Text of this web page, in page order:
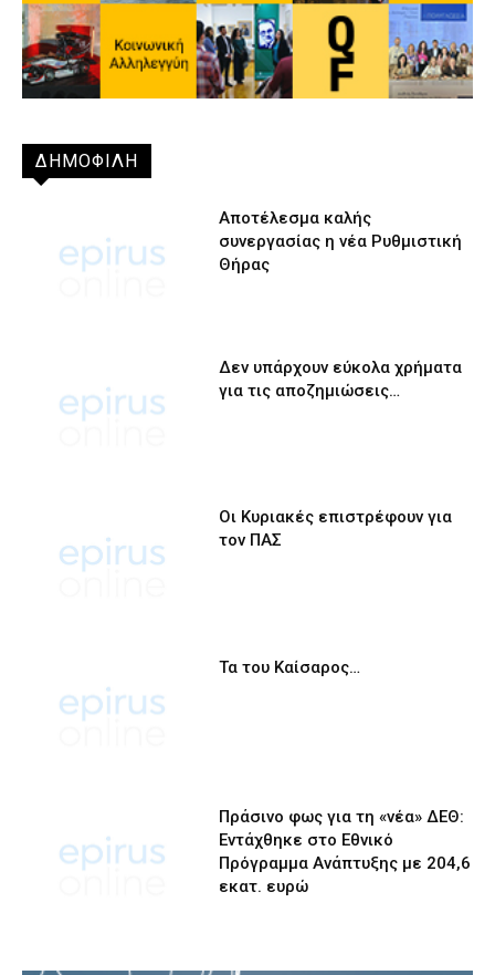
ΔΗΜΟΦΙΛΗ
Αποτέλεσμα καλής
συνεργασίας η νέα Ρυθμιστική
Θήρας
Δεν υπάρχουν εύκολα χρήματα
για τις αποζημιώσεις…
Οι Κυριακές επιστρέφουν για
τον ΠΑΣ
Τα του Καίσαρος…
Πράσινο φως για τη «νέα» ΔΕΘ:
Εντάχθηκε στο Εθνικό
Πρόγραμμα Ανάπτυξης με 204,6
εκατ. ευρώ